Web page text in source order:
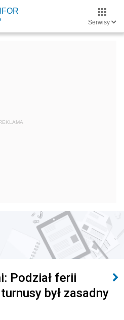
Serwisy
Podział ferii
był zasadny